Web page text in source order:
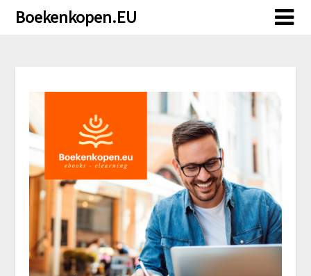
Doorgaan
naarBoekenkopen.EU